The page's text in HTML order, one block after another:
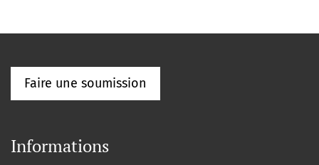
Faire une soumission
Informations